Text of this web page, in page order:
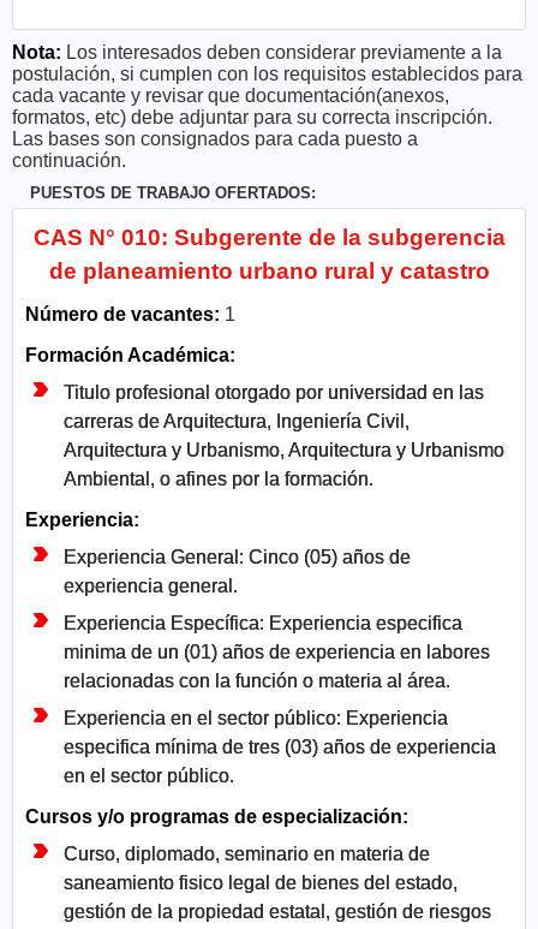
Nota: Los interesados deben considerar previamente a la
postulación, si cumplen con los requisitos establecidos para
cada vacante y revisar que documentación(anexos,
formatos, etc) debe adjuntar para su correcta inscripción.
Las bases son consignados para cada puesto a
continuación.
PUESTOS DE TRABAJO OFERTADOS:
CAS N° 010: Subgerente de la subgerencia
de planeamiento urbano rural y catastro
Número de vacantes: 1
Formación Académica:
Titulo profesional otorgado por universidad en las
carreras de Arquitectura, Ingeniería Civil,
Arquitectura y Urbanismo, Arquitectura y Urbanismo
Ambiental, o afines por la formación.
Experiencia:
Experiencia General: Cinco (05) años de
experiencia general.
Experiencia Específica: Experiencia especifica
minima de un (01) años de experiencia en labores
relacionadas con la función o materia al área.
Experiencia en el sector público: Experiencia
especifica mínima de tres (03) años de experiencia
en el sector público.
Cursos y/o programas de especialización:
Curso, diplomado, seminario en materia de
saneamiento fisico legal de bienes del estado,
gestión de la propiedad estatal, gestión de riesgos